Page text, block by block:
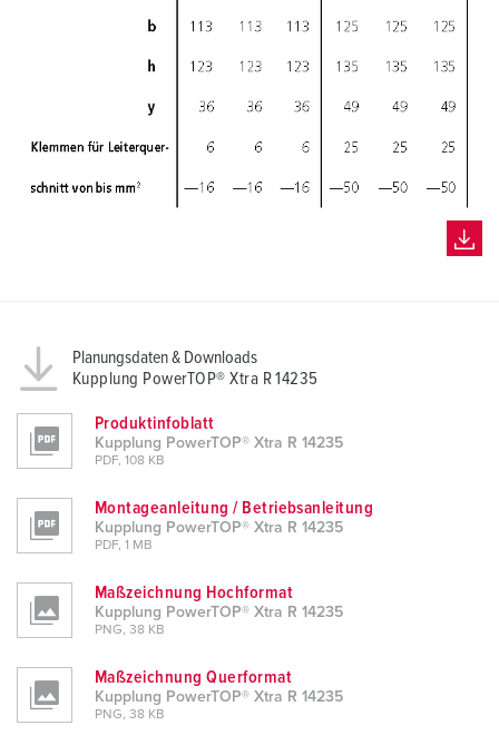
Planungsdaten & Downloads
Kupplung PowerTOP® Xtra R 14235
Produktinfoblatt
Kupplung PowerTOP® Xtra R 14235
PDF, 108 KB
Montageanleitung / Betriebsanleitung
Kupplung PowerTOP® Xtra R 14235
PDF, 1 MB
Maßzeichnung Hochformat
Kupplung PowerTOP® Xtra R 14235
PNG, 38 KB
Maßzeichnung Querformat
Kupplung PowerTOP® Xtra R 14235
PNG, 38 KB